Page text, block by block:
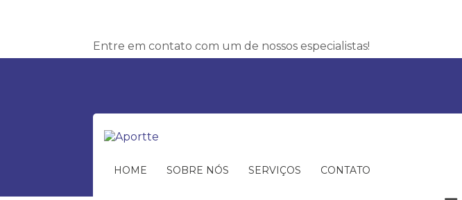
Entre em contato com um de nossos especialistas!
HOME SOBRE NÓS SERVIÇOS CONTATO